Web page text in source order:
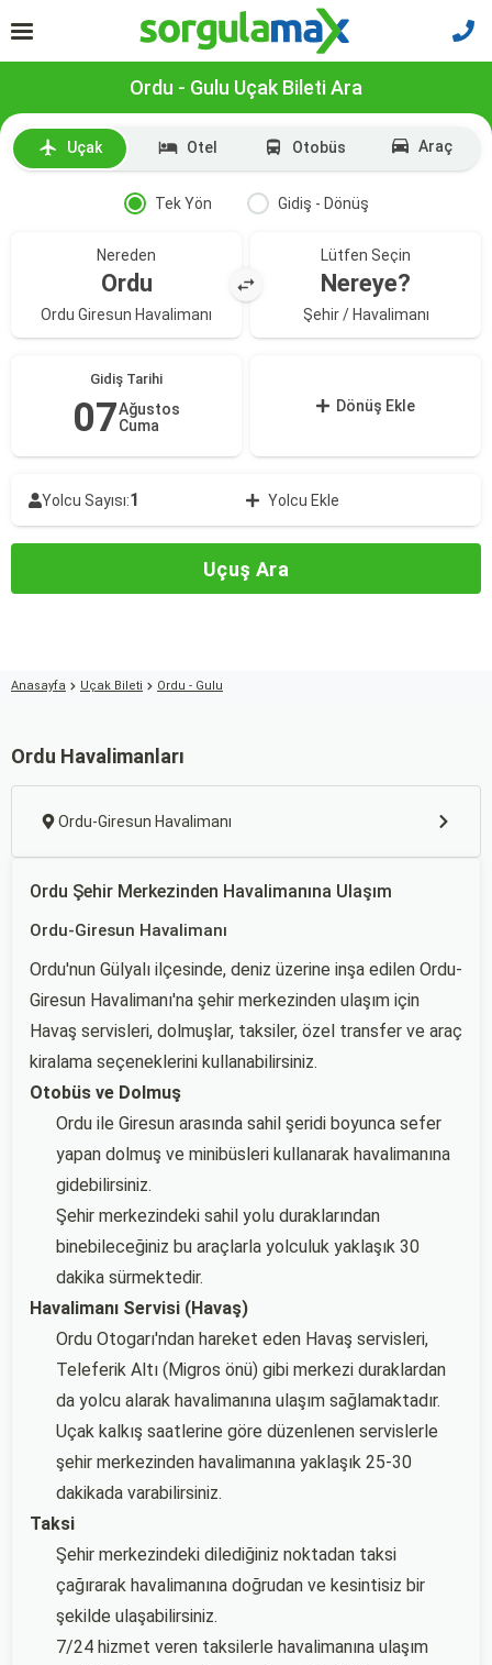
Ordu - Gulu Uçak Bileti Ara
Uçak Otel Otobüs Araç
Tek Yön Gidiş - Dönüş
Nereden
Ordu
Ordu Giresun Havalimanı
Lütfen Seçin
Nereye?
Şehir / Havalimanı
Gidiş Tarihi
07Ağustos
Cuma
Dönüş Ekle
Yolcu Sayısı:1 Yolcu Ekle
Uçuş Ara
Anasayfa Uçak Bileti Ordu - Gulu
Ordu Havalimanları
Ordu-Giresun Havalimanı
Ordu Şehir Merkezinden Havalimanına Ulaşım
Ordu-Giresun Havalimanı
Ordu'nun Gülyalı ilçesinde, deniz üzerine inşa edilen Ordu-
Giresun Havalimanı'na şehir merkezinden ulaşım için
Havaş servisleri, dolmuşlar, taksiler, özel transfer ve araç
kiralama seçeneklerini kullanabilirsiniz.
Otobüs ve Dolmuş
Ordu ile Giresun arasında sahil şeridi boyunca sefer
yapan dolmuş ve minibüsleri kullanarak havalimanına
gidebilirsiniz.
Şehir merkezindeki sahil yolu duraklarından
binebileceğiniz bu araçlarla yolculuk yaklaşık 30
dakika sürmektedir.
Havalimanı Servisi (Havaş)
Ordu Otogarı'ndan hareket eden Havaş servisleri,
Teleferik Altı (Migros önü) gibi merkezi duraklardan
da yolcu alarak havalimanına ulaşım sağlamaktadır.
Uçak kalkış saatlerine göre düzenlenen servislerle
şehir merkezinden havalimanına yaklaşık 25-30
dakikada varabilirsiniz.
Taksi
Şehir merkezindeki dilediğiniz noktadan taksi
çağırarak havalimanına doğrudan ve kesintisiz bir
şekilde ulaşabilirsiniz.
7/24 hizmet veren taksilerle havalimanına ulaşım